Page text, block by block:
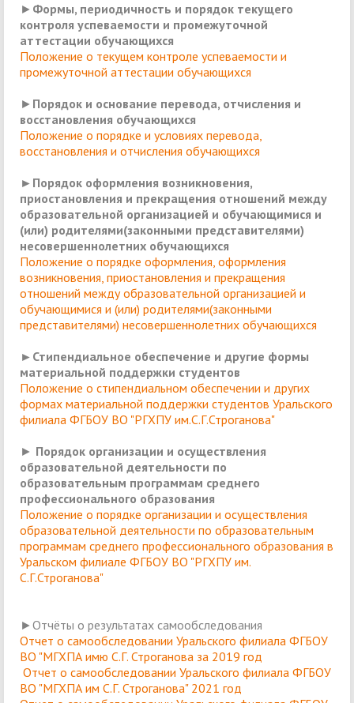
► Формы, периодичность и порядок текущего
контроля успеваемости и промежуточной
аттестации обучающихся
Положение о текущем контроле успеваемости и
промежуточной аттестации обучающихся
► Порядок и основание перевода, отчисления и
восстановления обучающихся
Положение о порядке и условиях перевода,
восстановления и отчисления обучающихся
►Порядок оформления возникновения,
приостановления и прекращения отношений между
образовательной организацией и обучающимися и
(или) родителями(законными представителями)
несовершеннолетних обучающихся
Положение о порядке оформления, оформления
возникновения, приостановления и прекращения
отношений между образовательной организацией и
обучающимися и (или) родителями(законными
представителями) несовершеннолетних обучающихся
►Стипендиальное обеспечение и другие формы
материальной поддержки студентов
Положение о стипендиальном обеспечении и других
формах материальной поддержки студентов Уральского
филиала ФГБОУ ВО "РГХПУ им.С.Г.Строганова"
► Порядок организации и осуществления
образовательной деятельности по
образовательным программам среднего
профессионального образования
Положение о порядке организации и осуществления
образовательной деятельности по образовательным
программам среднего профессионального образования в
Уральском филиале ФГБОУ ВО "РГХПУ им.
С.Г.Строганова"
►Отчёты о результатах самообследования
Отчет о самообследовании Уральского филиала ФГБОУ
ВО "МГХПА имю С.Г. Строганова за 2019 год
Отчет о самообследовании Уральского филиала ФГБОУ
ВО "МГХПА им С.Г. Строганова"2021 год